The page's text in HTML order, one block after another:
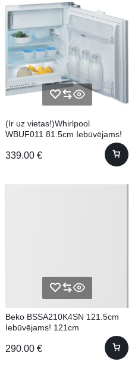
(Ir uz vietas!)Whirlpool
WBUF011 81.5cm Iebūvējams!
339.00 €
Beko BSSA210K4SN 121.5cm
Iebūvējams! 121cm
290.00 €